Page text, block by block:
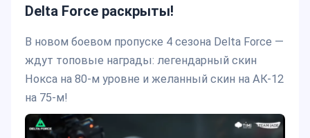
Delta Force раскрыты!
В новом боевом пропуске 4 сезона Delta Force —
ждут топовые награды: легендарный скин
Нокса на 80-м уровне и желанный скин на АК-12
на 75-м!